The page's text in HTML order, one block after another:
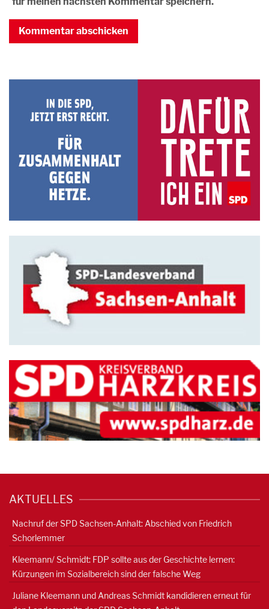
AKTUELLES
Nachruf der SPD Sachsen-Anhalt: Abschied von Friedrich
Schorlemmer
Kleemann/ Schmidt: FDP sollte aus der Geschichte lernen:
Kürzungen im Sozialbereich sind der falsche Weg
Juliane Kleemann und Andreas Schmidt kandidieren erneut für